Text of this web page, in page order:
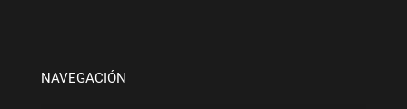
NAVEGACIÓN